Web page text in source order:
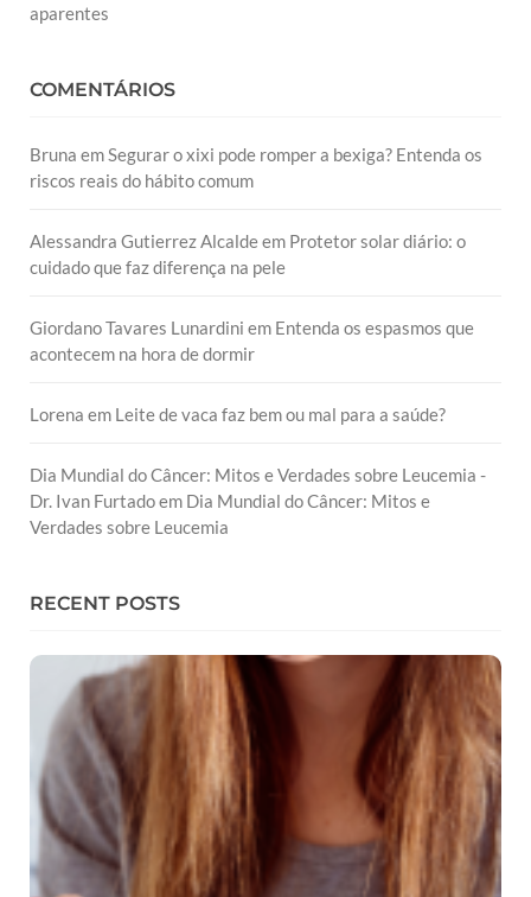
aparentes
COMENTÁRIOS
Bruna emSegurar o xixi pode romper a bexiga? Entenda os
riscos reais do hábito comum
Alessandra Gutierrez Alcaldeem Protetor solar diário: o
cuidado que faz diferença na pele
Giordano Tavares Lunardini em Entenda os espasmos que
acontecem na hora de dormir
Lorena em Leite de vaca faz bem ou mal para a saúde?
Dia Mundial do Câncer: Mitos e Verdades sobre Leucemia -
Dr. Ivan Furtadoem Dia Mundial do Câncer: Mitos e
Verdades sobre Leucemia
RECENT POSTS